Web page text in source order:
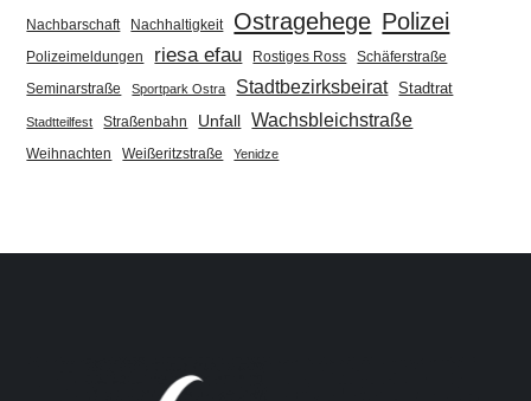
Nachbarschaft Nachhaltigkeit Ostragehege Polizei
Polizeimeldungen riesa efau Rostiges Ross Schäferstraße
Seminarstraße Sportpark Ostra Stadtbezirksbeirat Stadtrat
Stadtteilfest Straßenbahn Unfall Wachsbleichstraße
Weihnachten Weißeritzstraße Yenidze